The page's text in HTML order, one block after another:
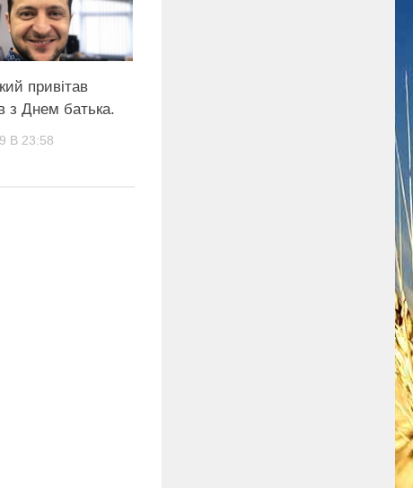
привітав
з Днем батька.
В 23:58